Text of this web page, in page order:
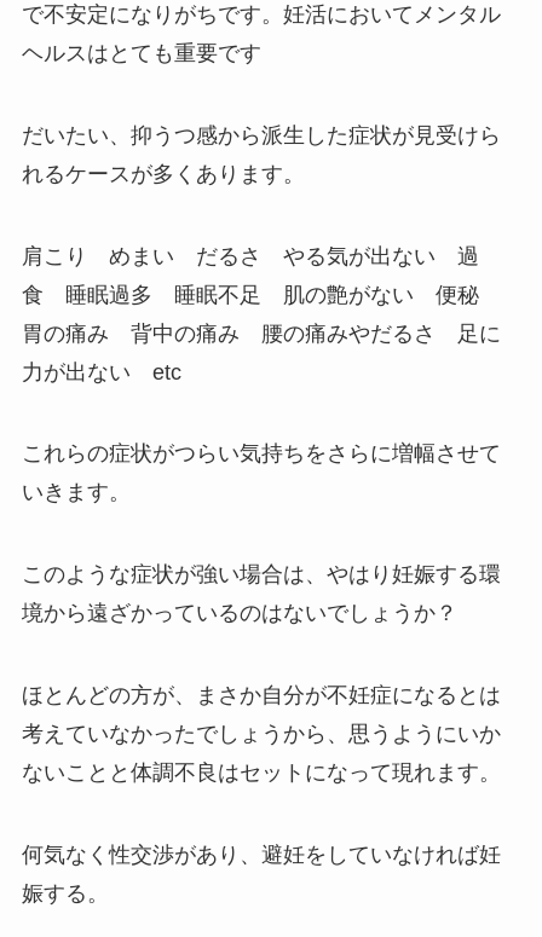
で不安定になりがちです。妊活においてメンタル
ヘルスはとても重要です
だいたい、抑うつ感から派生した症状が見受けら
れるケースが多くあります。
肩こり めまい だるさ やる気が出ない 過
食 睡眠過多 睡眠不足 肌の艶がない 便秘
胃の痛み 背中の痛み 腰の痛みやだるさ 足に
力が出ない etc
これらの症状がつらい気持ちをさらに増幅させて
いきます。
このような症状が強い場合は、やはり妊娠する環
境から遠ざかっているのはないでしょうか？
ほとんどの方が、まさか自分が不妊症になるとは
考えていなかったでしょうから、思うようにいか
ないことと体調不良はセットになって現れます。
何気なく性交渉があり、避妊をしていなければ妊
娠する。